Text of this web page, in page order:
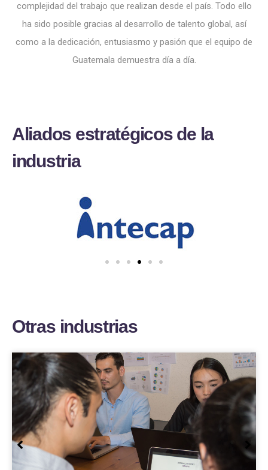
complejidad del trabajo que realizan desde el país. Todo ello
ha sido posible gracias al desarrollo de talento global, así
como a la dedicación, entusiasmo y pasión que el equipo de
Guatemala demuestra día a día.
Aliados estratégicos de la
industria
Otras industrias